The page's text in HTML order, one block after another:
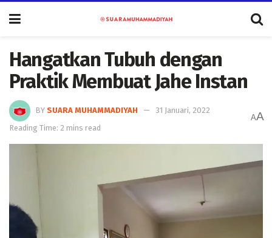
Hangatkan Tubuh dengan
Praktik Membuat Jahe Instan
BY SUARA MUHAMMADIYAH
31 Januari, 2022
Reading Time: 2 mins read
AA